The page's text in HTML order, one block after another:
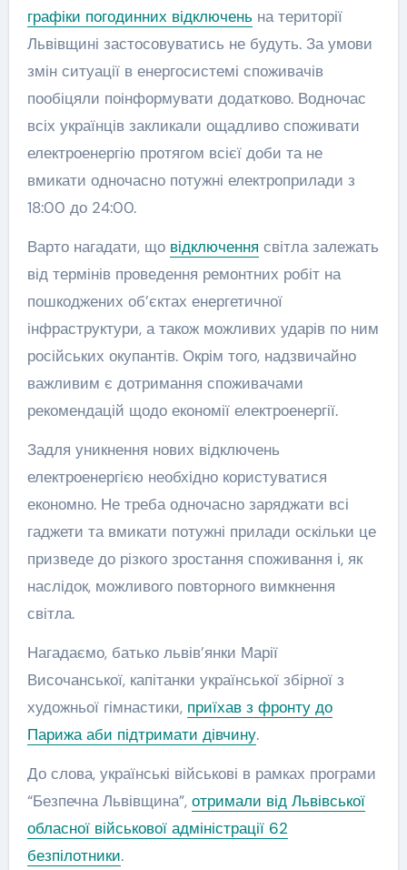
графіки погодинних відключеньна території
Львівщині застосовуватись не будуть. За умови
змін ситуації в енергосистемі споживачів
пообіцяли поінформувати додатково. Водночас
всіх українців закликали ощадливо споживати
електроенергію протягом всієї доби та не
вмикати одночасно потужні електроприлади з
18:00 до 24:00.
Варто нагадати, що відключення світла залежать
від термінів проведення ремонтних робіт на
пошкоджених об’єктах енергетичної
інфраструктури, а також можливих ударів по ним
російських окупантів. Окрім того, надзвичайно
важливим є дотримання споживачами
рекомендацій щодо економії електроенергії.
Задля уникнення нових відключень
електроенергією необхідно користуватися
економно. Не треба одночасно заряджати всі
гаджети та вмикати потужні прилади оскільки це
призведе до різкого зростання споживання і, як
наслідок, можливого повторного вимкнення
світла.
Нагадаємо, батько львів’янки Марії
Височанської, капітанки української збірної з
художньої гімнастики, приїхав з фронту до
Парижа аби підтримати дівчину.
До слова, українські військові в рамках програми
“Безпечна Львівщина”, отримали від Львівської
обласної військової адміністрації 62
безпілотники.